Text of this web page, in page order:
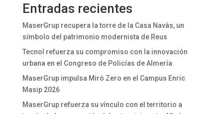
Entradas recientes
MaserGrup recupera la torre de la Casa Navàs, un
símbolo del patrimonio modernista de Reus
Tecnol refuerza su compromiso con la innovación
urbana en el Congreso de Policías de Almería
MaserGrup impulsa Miró Zero en el Campus Enric
Masip 2026
MaserGrup refuerza su vínculo con el territorio a